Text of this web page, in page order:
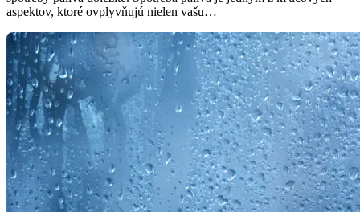
aspektov, ktoré ovplyvňujú nielen vašu…